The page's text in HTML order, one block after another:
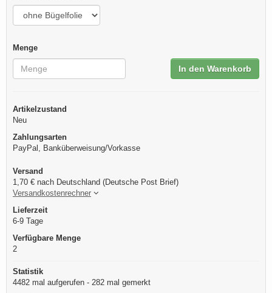
Menge
In den Warenkorb
Artikelzustand
Neu
Zahlungsarten
PayPal, Banküberweisung/Vorkasse
Versand
1,70 € nach Deutschland (Deutsche Post Brief)
Versandkostenrechner
Lieferzeit
6-9 Tage
Verfügbare Menge
2
Statistik
4482 mal aufgerufen - 282 mal gemerkt